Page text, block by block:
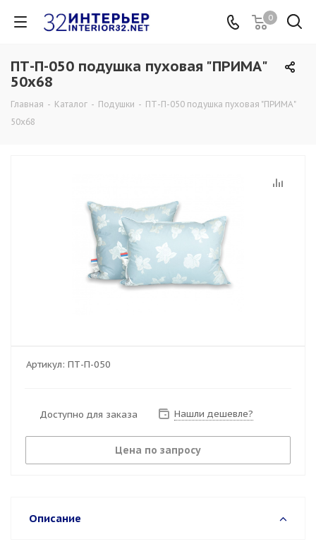
0
ПТ-П-050 подушка пуховая "ПРИМА"
50х68
Главная - Каталог - Подушки - ПТ-П-050 подушка пуховая "ПРИМА"
50х68
Артикул: ПТ-П-050
Доступно для заказа Нашли дешевле?
Цена по запросу
Описание